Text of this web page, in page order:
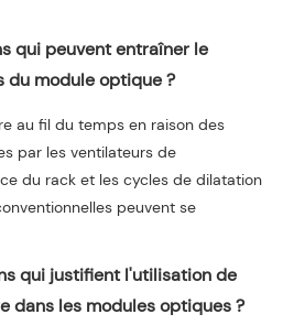
qui peuvent entraîner le
du module optique ?
au fil du temps en raison des
par les ventilateurs de
du rack et les cycles de dilatation
peuvent se
qui justifient l'utilisation de
dans les modules optiques ?